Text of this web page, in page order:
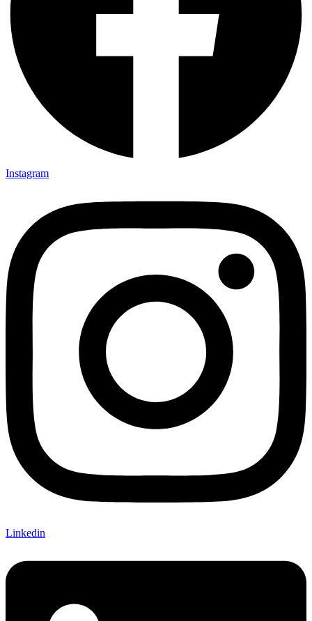
Instagram
Linkedin